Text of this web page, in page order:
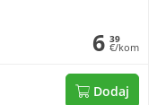
6 39
€/kom
Dodaj